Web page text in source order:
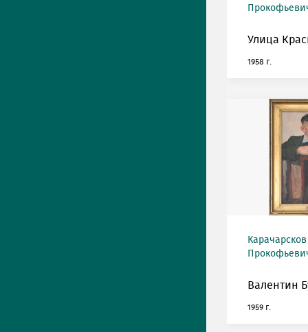
Улица
1958 г.
Валентин
1959 г.